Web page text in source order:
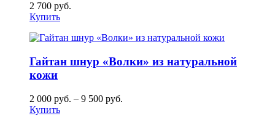
2 700 руб.
Купить
Гайтан шнур «Волки» из натуральной
кожи
2 000 руб. – 9 500 руб.
Купить